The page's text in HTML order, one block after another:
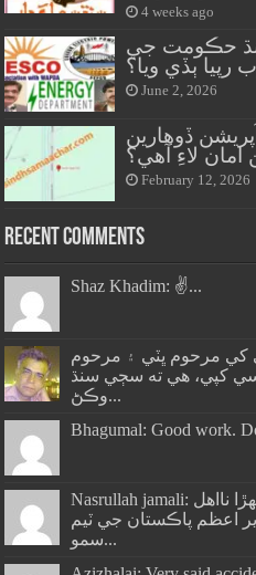
4 weeks ago
حڪومت جي
June 2, 2026
ڏوهارين
لاءِ آهي؟
February 12, 2026
Recent Comments
Shaz Khadim: ✌️...
کي مرحوم ڀٽي ۽ مرحوم
کپي، هي ته سڄي سنڌ
وڪڻ...
Bhagumal: Good work.
Nasrullah jamali: گورنر عمران اسماعيل جھڙا نااهل
اعظم پاڪستان جي ٽيم
سمو...